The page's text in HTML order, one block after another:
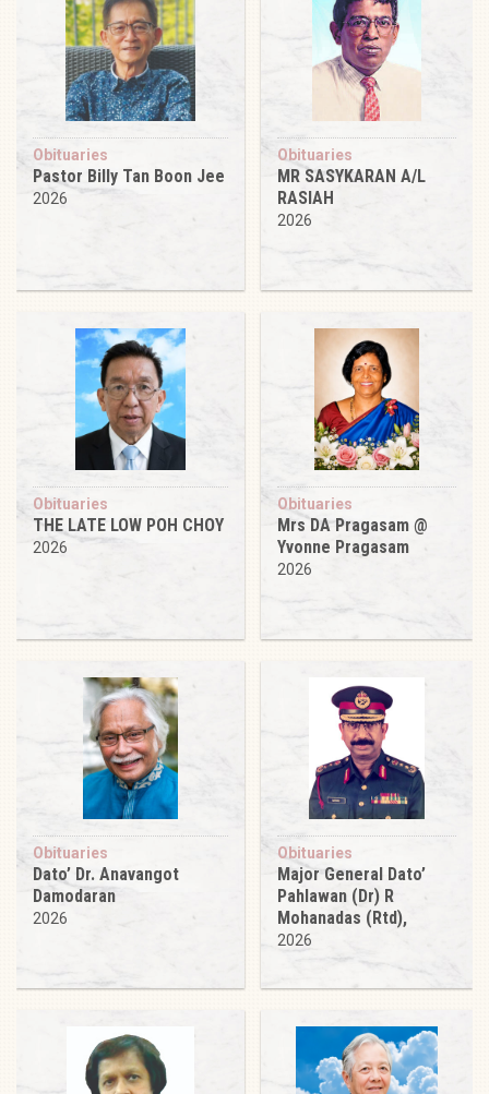
Obituaries
Pastor Billy Tan Boon Jee
2026
Obituaries
MR SASYKARAN A/L
RASIAH
2026
Obituaries
THE LATE LOW POH CHOY
2026
Obituaries
Mrs DA Pragasam @
Yvonne Pragasam
2026
Obituaries
Dato’ Dr. Anavangot
Damodaran
2026
Obituaries
Major General Dato’
Pahlawan (Dr) R
Mohanadas (Rtd),
2026